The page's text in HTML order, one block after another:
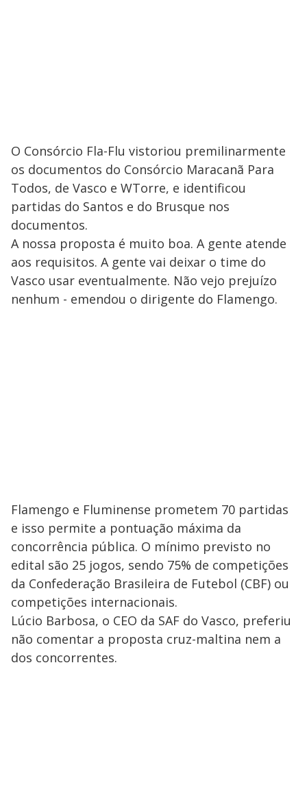
O Consórcio Fla-Flu vistoriou premilinarmente
os documentos do Consórcio Maracanã Para
Todos, de Vasco e WTorre, e identificou
partidas do Santos e do Brusque nos
documentos.
A nossa proposta é muito boa. A gente atende
aos requisitos. A gente vai deixar o time do
Vasco usar eventualmente. Não vejo prejuízo
nenhum - emendou o dirigente do Flamengo.
Flamengo e Fluminense prometem 70 partidas
e isso permite a pontuação máxima da
concorrência pública. O mínimo previsto no
edital são 25 jogos, sendo 75% de competições
da Confederação Brasileira de Futebol (CBF) ou
competições internacionais.
Lúcio Barbosa, o CEO da SAF do Vasco, preferiu
não comentar a proposta cruz-maltina nem a
dos concorrentes.